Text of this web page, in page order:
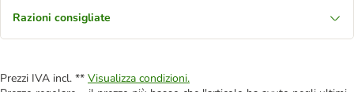
Razioni consigliate
Prezzi IVA incl. ** Visualizza condizioni.